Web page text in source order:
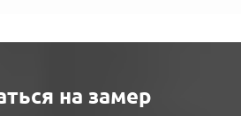
на замер